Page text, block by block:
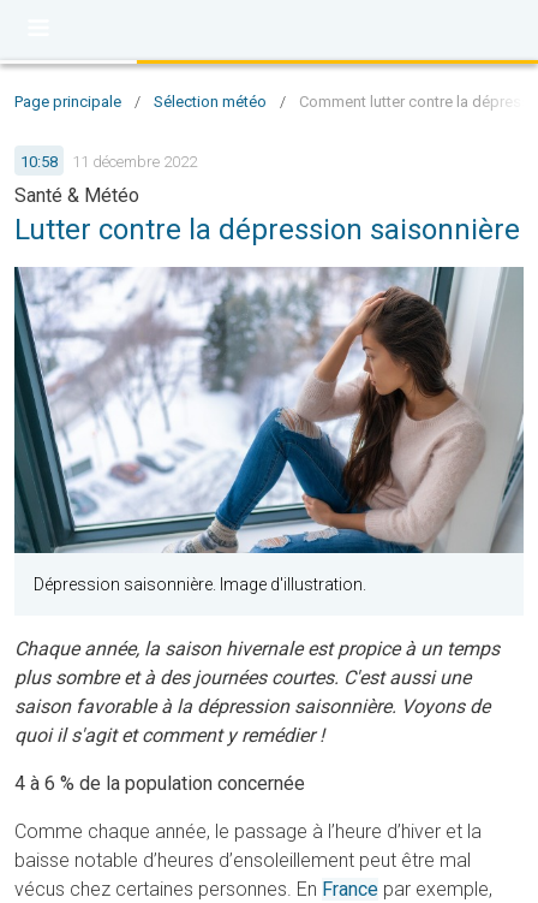
Page principale / Sélection météo / Comment lutter contre la
10:58 11 décembre 2022
Santé & Météo
Lutter contre la dépression saisonnière
Dépression saisonnière. Image d'illustration.
Chaque année, la saison hivernale est propice à un temps
plus sombre et à des journées courtes. C'est aussi une
saison favorable à la dépression saisonnière. Voyons de
quoi il s'agit et comment y remédier !
4 à 6 % de la population concernée
Comme chaque année, le passage à l’heure d’hiver et la
baisse notable d’heures d’ensoleillement peut être mal
vécus chez certaines personnes. En France par exemple,